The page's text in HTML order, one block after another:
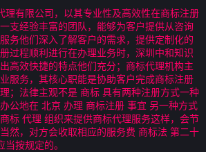
理有限公司，以其专业性及高效性在商标注册
支经验丰富的团队，能够为客户提供从咨询
务他们深入了解客户的需求，提供定制化的
过程顺利进行在办理业务时，深圳中和知识
高效快捷的特点他们充分；商标代理机构主
服务，其核心职能是协助客户完成商标注册
；法律主观不是 商标 具有两种注册方式一种
公地在 北京 办理 商标注册 事宜 另一种方式
标 代理 组织来提供商标代理服务这样，会节
然，对方会收取相应的服务费 商标法 第二十
按规定的。